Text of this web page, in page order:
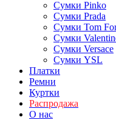
Сумки Pinko
Сумки Prada
Сумки Tom
Cумки
Сумки Versace
Сумки YSL
Платки
Ремни
Куртки
Распродажа
О нас